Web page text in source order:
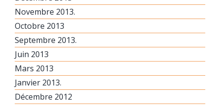
Novembre 2013.
Octobre 2013
Septembre 2013.
Juin 2013
Mars 2013
Janvier 2013.
Décembre 2012